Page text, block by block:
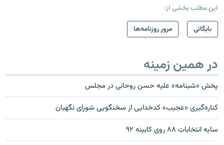
این مطلب بخشی از:
بایگانی
مرور روزنامه‌ها
در همین زمینه
پخش «شبنامه» علیه حسن روحانی در مجلس
کناره‌گیری «عجیب» کدخدایی از سخنگویی شورای نگهبان
سايه انتخابات ۸۸ روی کابينه ۹۲